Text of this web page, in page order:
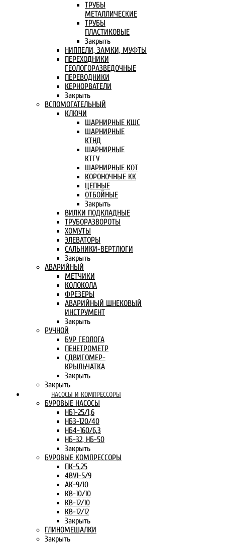
ТРУБЫ
МЕТАЛЛИЧЕСКИЕ
ТРУБЫ
ПЛАСТИКОВЫЕ
Закрыть
НИППЕЛИ, ЗАМКИ, МУФТЫ
ПЕРЕХОДНИКИ
ГЕОЛОГОРАЗВЕДОЧНЫЕ
ПЕРЕВОДНИКИ
КЕРНОРВАТЕЛИ
Закрыть
ВСПОМОГАТЕЛЬНЫЙ
КЛЮЧИ
ШАРНИРНЫЕ КШС
ШАРНИРНЫЕ
КТНД
ШАРНИРНЫЕ
КТГУ
ШАРНИРНЫЕ КОТ
КОРОНОЧНЫЕ КК
ЦЕПНЫЕ
ОТБОЙНЫЕ
Закрыть
ВИЛКИ ПОДКЛАДНЫЕ
ТРУБОРАЗВОРОТЫ
ХОМУТЫ
ЭЛЕВАТОРЫ
САЛЬНИКИ-ВЕРТЛЮГИ
Закрыть
АВАРИЙНЫЙ
МЕТЧИКИ
КОЛОКОЛА
ФРЕЗЕРЫ
АВАРИЙНЫЙ ШНЕКОВЫЙ
ИНСТРУМЕНТ
Закрыть
РУЧНОЙ
БУР ГЕОЛОГА
ПЕНЕТРОМЕТР
СДВИГОМЕР-
КРЫЛЬЧАТКА
Закрыть
Закрыть
НАСОСЫ И КОМПРЕССОРЫ
БУРОВЫЕ НАСОСЫ
НБ1-25/1,6
НБ3-120/40
НБ4-160/6,3
НБ-32, НБ-50
Закрыть
БУРОВЫЕ КОМПРЕССОРЫ
ПК-5,25
4ВУ1-5/9
АК-9/10
КВ-10/10
КВ-12/10
КВ-12/12
Закрыть
ГЛИНОМЕШАЛКИ
Закрыть